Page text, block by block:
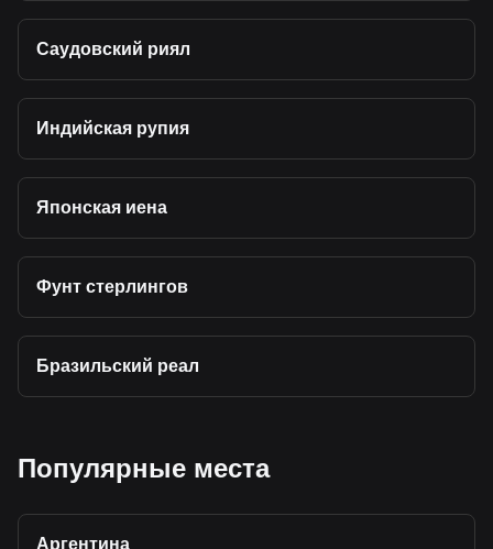
Саудовский риял
Индийская рупия
Японская иена
Фунт стерлингов
Бразильский реал
Популярные места
Аргентина